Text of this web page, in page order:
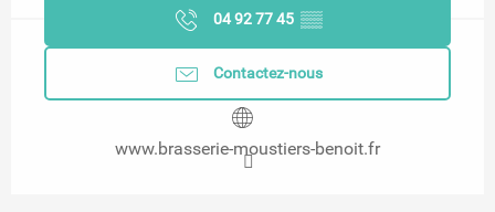
04 92 77 45 ▒▒
Contactez-nous
www.brasserie-moustiers-benoit.fr